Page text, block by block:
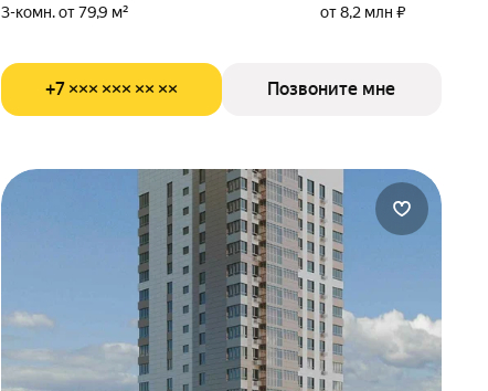
3-комн. от 79,9 м²
от 8,2 млн ₽
+7 ××× ××× ×× ×× Позвоните мне